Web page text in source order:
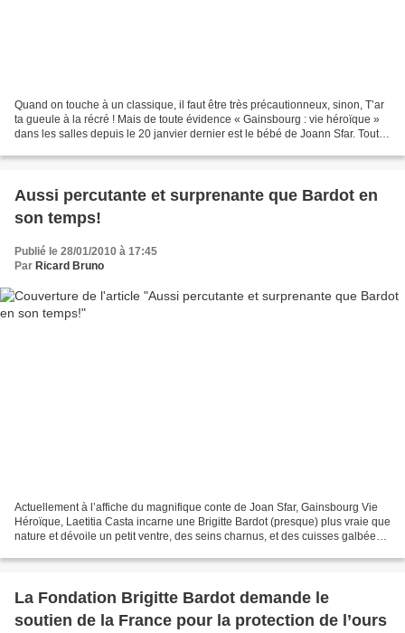
Quand on touche à un classique, il faut être très précautionneux, sinon, T’ar
ta gueule à la récré ! Mais de toute évidence « Gainsbourg : vie héroïque »
dans les salles depuis le 20 janvier dernier est le bébé de Joann Sfar. Tout
Aussi percutante et surprenante que Bardot en
son temps!
Publié le 28/01/2010 à 17:45
Par Ricard Bruno
Actuellement à l’affiche du magnifique conte de Joan Sfar, Gainsbourg Vie
Héroïque, Laetitia Casta incarne une Brigitte Bardot (presque) plus vraie que
nature et dévoile un petit ventre, des seins charnus, et des cuisses galbées...
La Fondation Brigitte Bardot demande le
soutien de la France pour la protection de l’ours